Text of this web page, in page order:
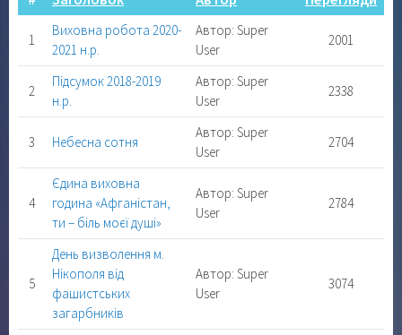
1
Виховна робота 2020-
2021 н.р.
Автор: Super
User
2001
2
Підсумок 2018-2019
н.р.
Автор: Super
User
2338
3 Небесна сотня
Автор: Super
User
2704
4
Єдина виховна
година «Афганістан,
ти – біль моєї душі»
Автор: Super
User
2784
5
День визволення м.
Нікополя від
фашистських
загарбників
Автор: Super
User
3074